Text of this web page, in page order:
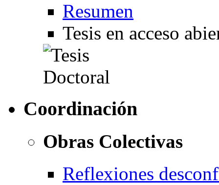
Resumen
Tesis en acceso
Coordinación
Obras Colectivas
Reflexiones